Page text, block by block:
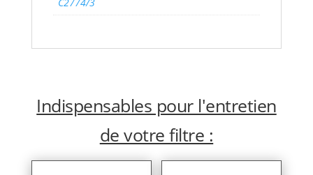
Indispensables pour l'entretien
de votre filtre :